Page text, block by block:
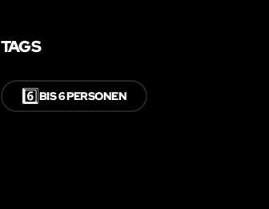
TAGS
6️⃣BIS 6 PERSONEN